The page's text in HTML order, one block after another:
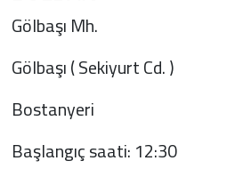
Gölbaşı Mh.
Gölbaşı ( Sekiyurt Cd. )
Bostanyeri
Başlangıç saati: 12:30